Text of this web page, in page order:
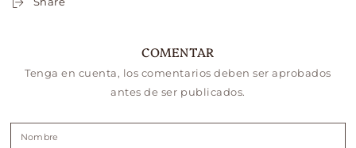
COMENTAR
Tenga en cuenta, los comentarios deben ser aprobados
antes de ser publicados.
Nombre